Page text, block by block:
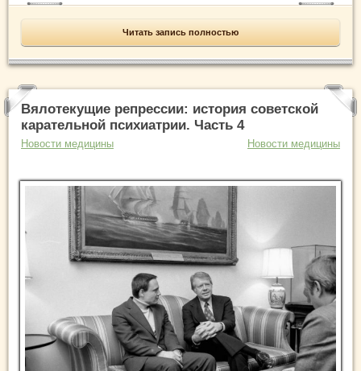
Читать запись полностью
Вялотекущие репрессии: история советской
карательной психиатрии. Часть 4
Новости медицины Новости медицины